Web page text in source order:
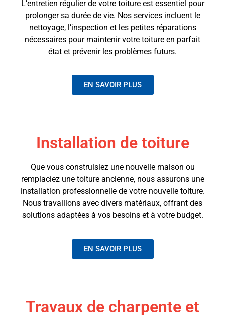
L’entretien régulier de votre toiture est essentiel pour
prolonger sa durée de vie. Nos services incluent le
nettoyage, l’inspection et les petites réparations
nécessaires pour maintenir votre toiture en parfait
état et prévenir les problèmes futurs.
EN SAVOIR PLUS
Installation de toiture
Que vous construisiez une nouvelle maison ou
remplaciez une toiture ancienne, nous assurons une
installation professionnelle de votre nouvelle toiture.
Nous travaillons avec divers matériaux, offrant des
solutions adaptées à vos besoins et à votre budget.
EN SAVOIR PLUS
Travaux de charpente et